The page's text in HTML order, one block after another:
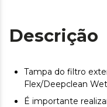
Descrição
Tampa do filtro
Flex/Deepclean
É importante